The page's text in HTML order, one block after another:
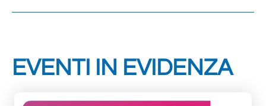
EVENTI IN EVIDENZA